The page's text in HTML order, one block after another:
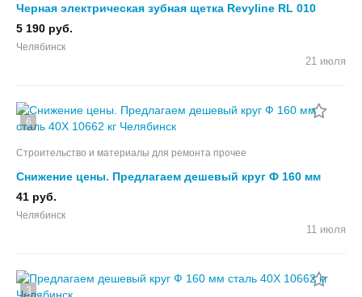
Черная электрическая зубная щетка Revyline RL 010
5 190 руб.
Челябинск
21 июля
6
Строительство и материалы для ремонта прочее
Снижение цены. Предлагаем дешевый круг Ф 160 мм
сталь 40Х 10662 кг
41 руб.
Челябинск
11 июля
3